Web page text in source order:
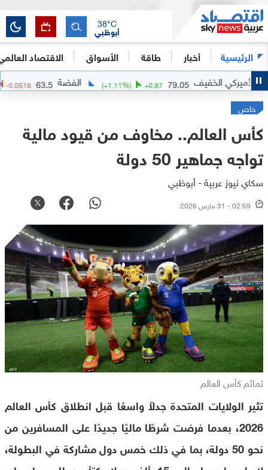
الرئيسية أخبار طاقة الأسواق الاقتصاد
أبوظبي
38°C
الخفيف 79.05
+ 0.87
(+1.11 %) الفضة 63.5
-0.0516
(-0.08%)
خاص
كأس العالم.. مخاوف من قيود مالية
تواجه جماهير 50 دولة
سكاي نيوز عربية - أبوظبي
02:59 - 31 مارس 2026
تمائم كأس العالم
تثير الولايات المتحدة جدلاً واسعًا قبل انطلاق كأس العالم
2026، بعدما فرضت شرطًا ماليًا جديدًا على المسافرين من
نحو 50 دولة، بما في ذلك خمس دول مشاركة في البطولة،